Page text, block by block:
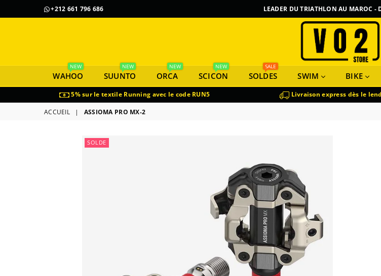
+212 661 796 686 LEADER DU TRIATHLON AU MAROC -
VO2
WAHOO
NEW
SUUNTO
NEW
ORCA
NEW
SCICON
NEW
SOLDES
SALE
SWIM BIKE
5% sur le textile Running avec le code RUN5 Livraison express dès le
ACCUEIL | ASSIOMA PRO MX-2
SOLDE